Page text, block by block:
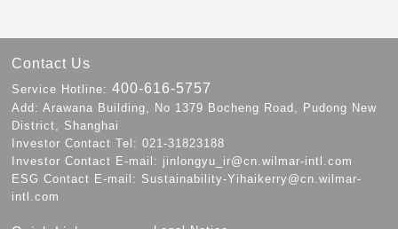
Contact Us
Service Hotline:400-616-5757
Add: Arawana Building, No 1379 Bocheng Road, Pudong New
District, Shanghai
Investor Contact Tel: 021-31823188
Investor Contact E-mail: jinlongyu_ir@cn.wilmar-intl.com
ESG Contact E-mail: Sustainability-Yihaikerry@cn.wilmar-
intl.com